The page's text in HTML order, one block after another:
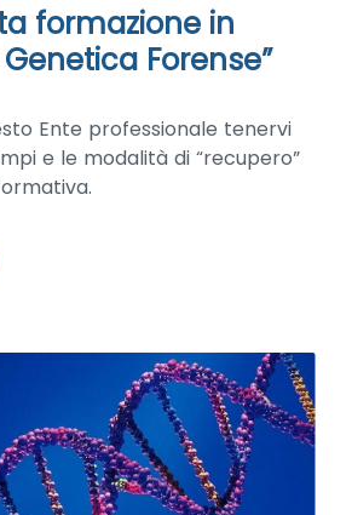
formazione in
Forense”
Ente professionale tenervi
e le modalità di “recupero”